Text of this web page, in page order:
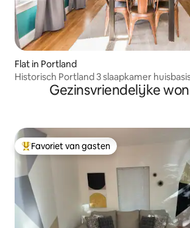
Flat in Portland
Historisch Portland 3 slaapkamer
Gezinsvriendelijke
Topfavoriet van gasten
Favoriet van gasten